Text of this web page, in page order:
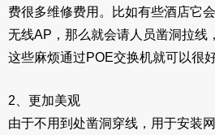
费很多维修费用。比如有些酒店它
无线AP，那么就会请人员凿洞拉线
这些麻烦通过POE交换机就可以很
2、更加美观
由于不用到处凿洞穿线，用于安装